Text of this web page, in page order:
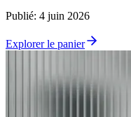
Publié: 4 juin 2026
Explorer le panier